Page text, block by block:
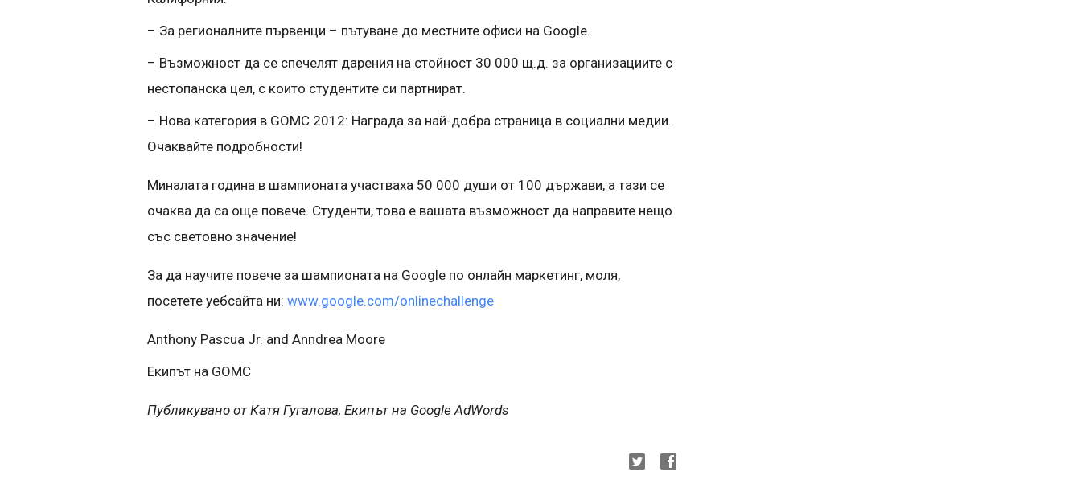
– За регионалните първенци – пътуване до местните офиси на Google.
– Възможност да се спечелят дарения на стойност 30 000 щ.д. за организациите с
нестопанска цел, с които студентите си партнират.
– Нова категория в GOMC 2012: Награда за най-добра страница в социални медии.
Очаквайте подробности!
Миналата година в шампионата участваха 50 000 души от 100 държави, а тази се
очаква да са още повече. Студенти, това е вашата възможност да направите нещо
със световно значение!
За да научите повече за шампионата на Google по онлайн маркетинг, моля,
посетете уебсайта ни: www.google.com/onlinechallenge
Anthony Pascua Jr. and Anndrea Moore
Екипът на GOMC
Публикувано от Катя Гугалова, Екипът на Google AdWords